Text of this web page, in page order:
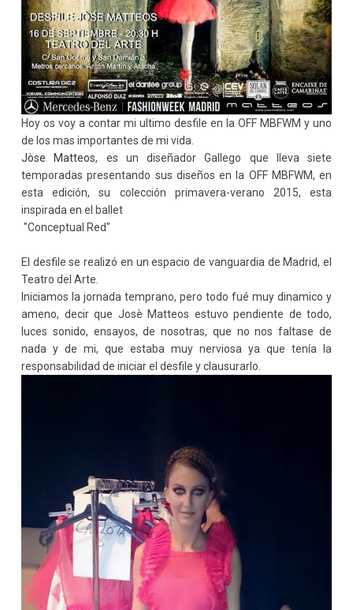
Hoy os voy a contar mi ultimo desfile en la OFF MBFWM y uno
de los mas importantes de mi vida.
Jòse Matteos, es un diseñador Gallego que lleva siete
temporadas presentando sus diseños en la OFF MBFWM, en
esta edición, su colección primavera-verano 2015, esta
inspirada en el ballet
"Conceptual Red"
El desfile se realizó en un espacio de vanguardia de Madrid, el
Teatro del Arte.
Iniciamos la jornada temprano, pero todo fué muy dinamico y
ameno, decir que Josè Matteos estuvo pendiente de todo,
luces sonido, ensayos, de nosotras, que no nos faltase de
nada y de mi, que estaba muy nerviosa ya que tenía la
responsabilidad de iniciar el desfile y clausurarlo.